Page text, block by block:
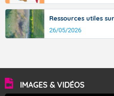
Ressources utiles
26/05/2026
IMAGES & VIDÉOS